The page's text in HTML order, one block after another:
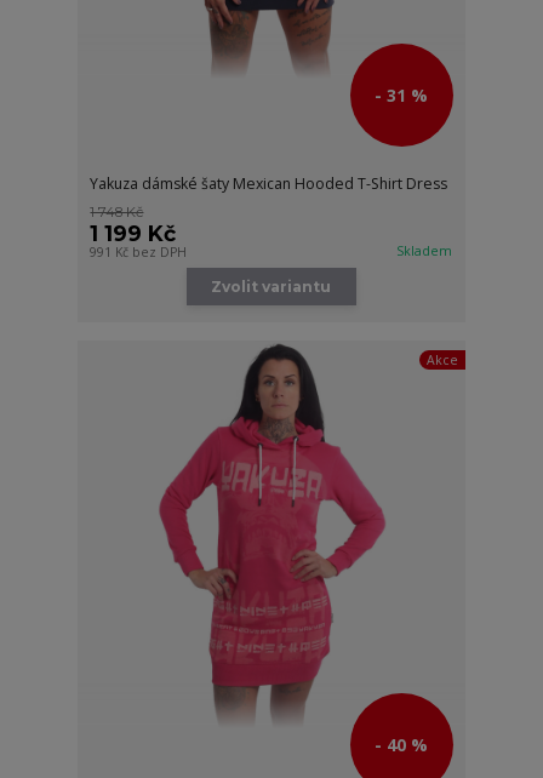
- 31 %
Yakuza dámské šaty Mexican Hooded T-Shirt Dress
1 748 Kč
1 199 Kč
991 Kč bez DPH Skladem
Zvolit variantu
Akce
- 40 %